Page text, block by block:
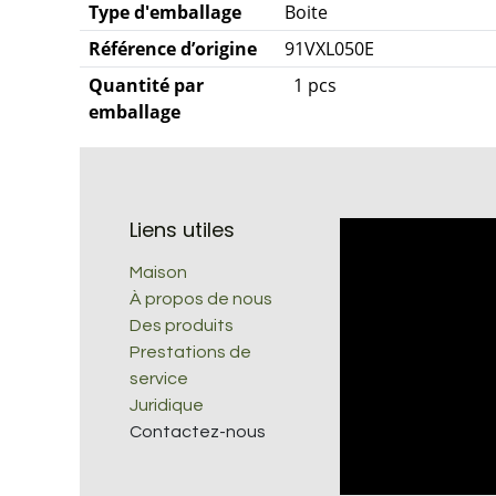
Type d'emballage
Boite
Référence d’origine
91VXL050E
Quantité par
emballage
1 pcs
Liens utiles
Maison
À propos de nous
Des produits
Prestations de
service
Juridique
Contactez-nous